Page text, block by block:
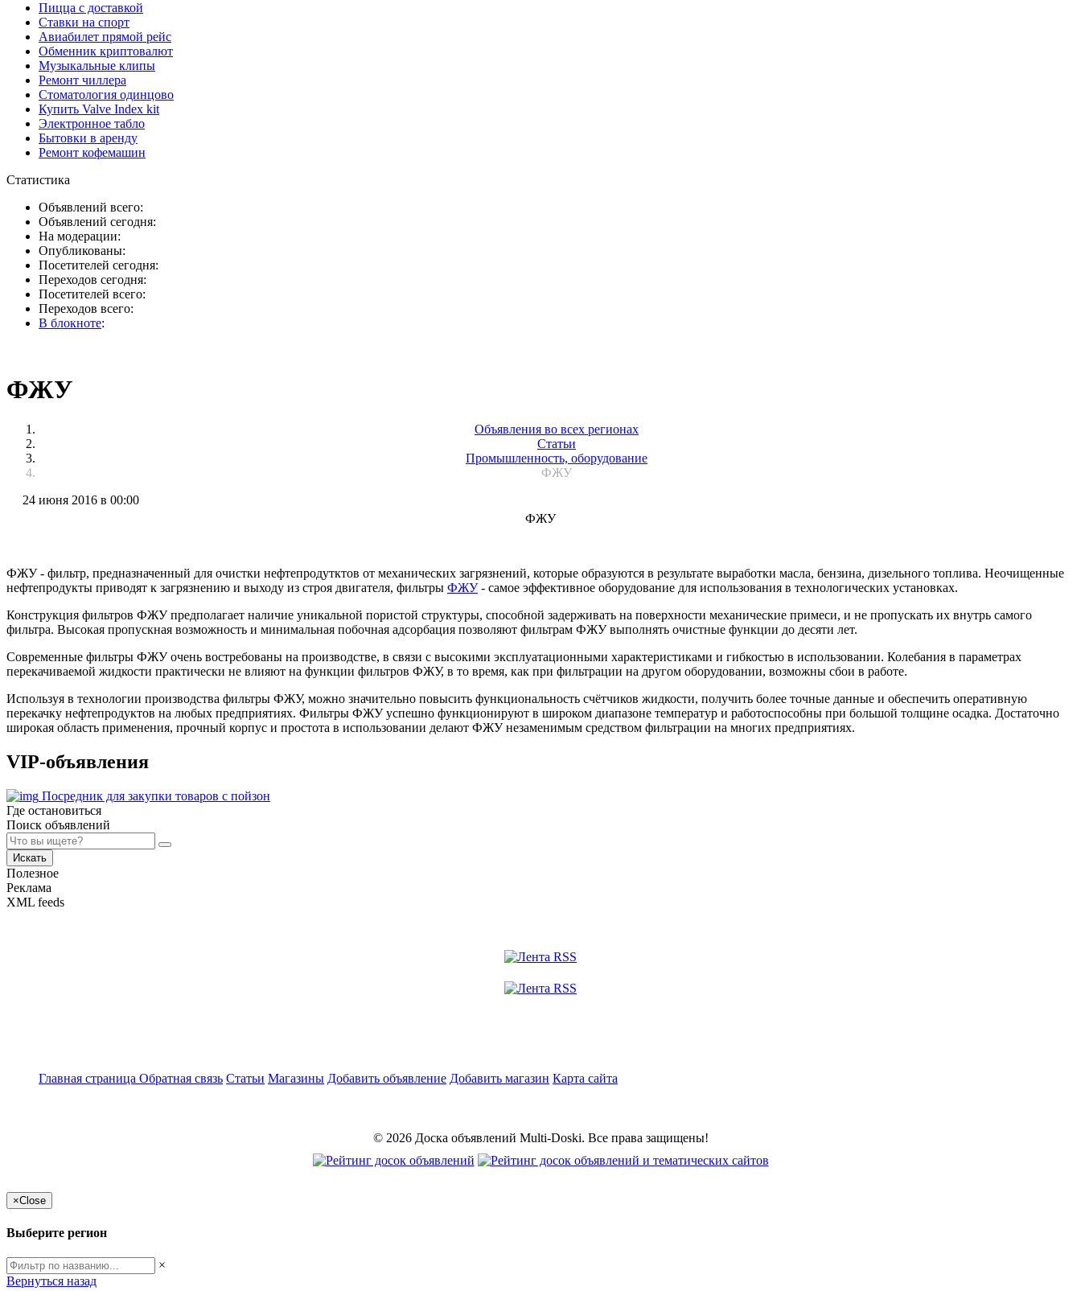
Пицца с доставкой
Ставки на спорт
Авиабилет прямой рейс
Обменник криптовалют
Музыкальные клипы
Ремонт чиллера
Стоматология одинцово
Купить Valve Index kit
Электронное табло
Бытовки в аренду
Ремонт кофемашин
Статистика
Объявлений всего:
Объявлений сегодня:
На модерации:
Опубликованы:
Посетителей сегодня:
Переходов сегодня:
Посетителей всего:
Переходов всего:
В блокноте:
ФЖУ
Объявления во всех регионах
Статьи
Промышленность, оборудование
ФЖУ
24 июня 2016 в 00:00
ФЖУ
ФЖУ - фильтр, предназначенный для очистки нефтепродутктов от механических загрязнений, которые образуются в результате выработки масла, бензина, дизельного топлива. Неочищенные
нефтепродукты приводят к загрязнению и выходу из строя двигателя, фильтры ФЖУ- самое эффективное оборудование для использования в технологических установках.
Конструкция фильтров ФЖУ предполагает наличие уникальной пористой структуры, способной задерживать на поверхности механические примеси, и не пропускать их внутрь самого
фильтра. Высокая пропускная возможность и минимальная побочная адсорбация позволяют фильтрам ФЖУ выполнять очистные функции до десяти лет.
Современные фильтры ФЖУ очень востребованы на производстве, в связи с высокими эксплуатационными характеристиками и гибкостью в использовании. Колебания в параметрах
перекачиваемой жидкости практически не влияют на функции фильтров ФЖУ, в то время, как при фильтрации на другом оборудовании, возможны сбои в работе.
Используя в технологии производства фильтры ФЖУ, можно значительно повысить функциональность счётчиков жидкости, получить более точные данные и обеспечить оперативную
перекачку нефтепродуктов на любых предприятиях. Фильтры ФЖУ успешно функционируют в широком диапазоне температур и работоспособны при большой толщине осадка. Достаточно
широкая область применения, прочный корпус и простота в использовании делают ФЖУ незаменимым средством фильтрации на многих предприятиях.
VIP-объявления
Посредник для закупки товаров с пойзон
Где остановиться
Поиск объявлений
Искать
Полезное
Реклама
XML feeds
Главная страница Обратная связь Статьи Магазины Добавить объявление Добавить магазин Карта сайта
© 2026 Доска объявлений Multi-Doski. Все права защищены!
×Close
Выберите регион
×
Вернуться назад